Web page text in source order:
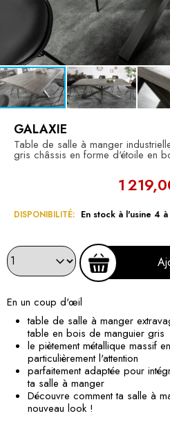
GALAXIE
Table de salle à manger
gris châssis en forme d'étoile en
1
DISPONIBILITÉ: En stock à l'usine 4
En un coup d'œil
table de salle à manger
table en bois de manguier gris
le piètement métallique massif
particulièrement l'attention
parfaitement adaptée pour
ta salle à manger
Découvre comment ta salle à
nouveau look !